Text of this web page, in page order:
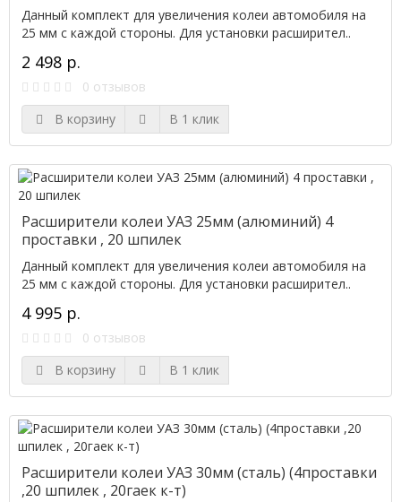
Данный комплект для увеличения колеи автомобиля на
25 мм с каждой стороны. Для установки расширител..
2 498 р.
0 отзывов
В корзину
В 1 клик
Расширители колеи УАЗ 25мм (алюминий) 4
проставки , 20 шпилек
Данный комплект для увеличения колеи автомобиля на
25 мм с каждой стороны. Для установки расширител..
4 995 р.
0 отзывов
В корзину
В 1 клик
Расширители колеи УАЗ 30мм (сталь) (4проставки
,20 шпилек , 20гаек к-т)